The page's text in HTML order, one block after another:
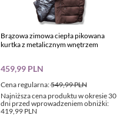
Brązowa zimowa ciepła pikowana
kurtka z metalicznym wnętrzem
Cena regularna:549,99 PLN
459,99 PLN
Najniższa cena produktu w okresie 30
dni przed wprowadzeniem obniżki:
419,99 PLN